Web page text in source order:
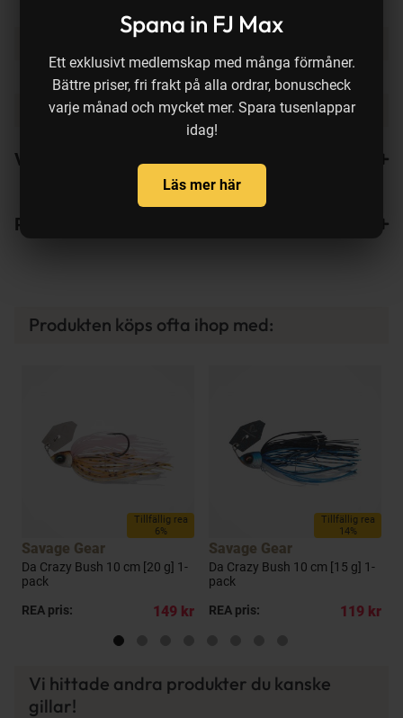
Spana in FJ Max
Ett exklusivt medlemskap med många förmåner.
Bättre priser, fri frakt på alla ordrar, bonuscheck
varje månad och mycket mer. Spara tusenlappar
idag!
Läs mer här
Fiskedjup 0.3-2.0 m
Färg på bete Firetiger
Varianter
Recensioner
Produkten köps ofta ihop med:
Tillfällig rea
6%
Savage Gear
Da Crazy Bush 10 cm [20 g] 1-
pack
REA pris:
149 kr
Tillfällig rea
14%
Savage Gear
Da Crazy Bush 10 cm [15 g] 1-
pack
REA pris:
119 kr
Vi hittade andra produkter du kanske
gillar!